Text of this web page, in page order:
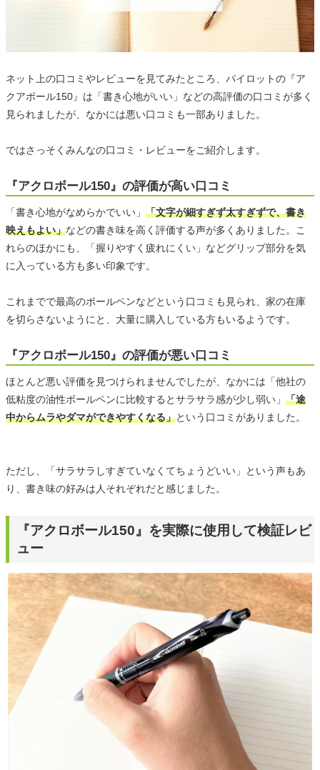
ネット上の口コミやレビューを見てみたところ、パイロットの『ア
クアボール150』は「書き心地がいい」などの高評価の口コミが多く
見られましたが、なかには悪い口コミも一部ありました。
ではさっそくみんなの口コミ・レビューをご紹介します。
『アクロボール150』の評価が高い口コミ
「書き心地がなめらかでいい」 「文字が細すぎず太すぎずで、書き
映えもよい」などの書き味を高く評価する声が多くありました。こ
れらのほかにも、「握りやすく疲れにくい」などグリップ部分を気
に入っている方も多い印象です。
これまでで最高のボールペンなどという口コミも見られ、家の在庫
を切らさないようにと、大量に購入している方もいるようです。
『アクロボール150』の評価が悪い口コミ
ほとんど悪い評価を見つけられませんでしたが、なかには「他社の
低粘度の油性ボールペンに比較するとサラサラ感が少し弱い」 「途
中からムラやダマができやすくなる」という口コミがありました。
ただし、「サラサラしすぎていなくてちょうどいい」という声もあ
り、書き味の好みは人それぞれだと感じました。
『アクロボール150』を実際に使用して検証レビ
ュー